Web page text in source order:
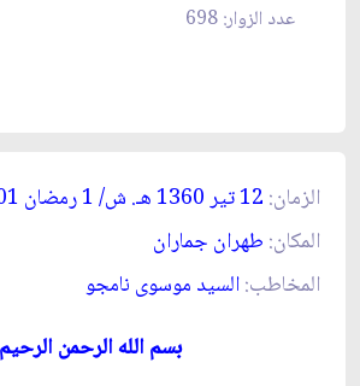
عدد الزوار: 698
الزمان: 12 تير 1360 هـ. ش/ 1 رمضان 1401 هـ. ق‏
المكان: طهران جماران‏
المخاطب:السيد موسوى نامجو
بسم الله الرحمن الرحيم‏